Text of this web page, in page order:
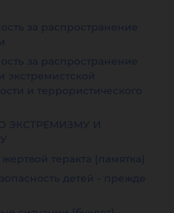
за распространение
за распространение
и террористического
ЭКСТРЕМИЗМУ И
жертвой теракта (памятка)
детей - прежде